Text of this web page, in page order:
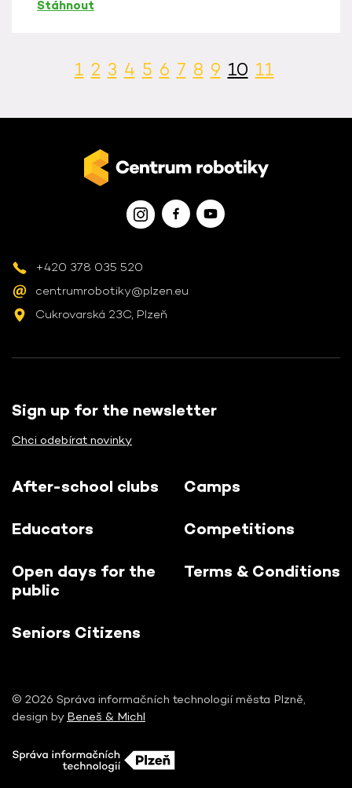
Stáhnout
1 2 3 4 5 6 7 8 9 10 11
+420 378 035 520
centrumrobotiky@plzen.eu
Cukrovarská 23C, Plzeň
Sign up for the newsletter
Chci odebírat novinky
After-school clubs
Educators
Open days for the
public
Seniors Citizens
Camps
Competitions
Terms & Conditions
© 2026 Správa informačních technologií města Plzně,
design by Beneš & Michl